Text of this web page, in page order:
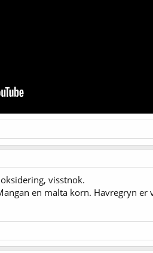
visstnok.
en malta korn. Havregryn er